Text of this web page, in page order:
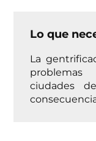
Lo que
La
ciudades